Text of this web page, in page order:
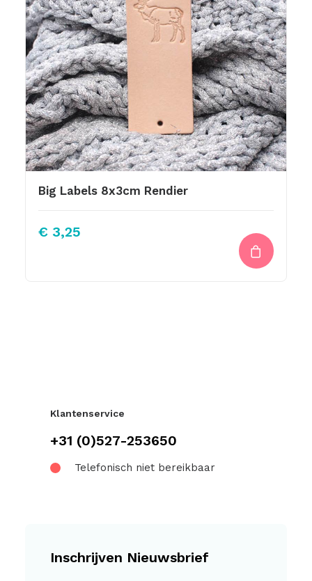
Big Labels 8x3cm Rendier
€ 3,25
Klantenservice
+31 (0)527-253650
Telefonisch niet bereikbaar
Inschrijven Nieuwsbrief